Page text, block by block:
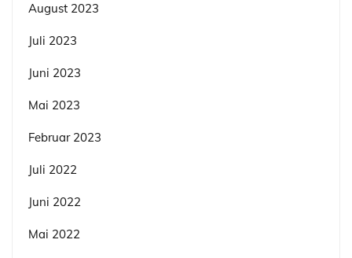
August 2023
Juli 2023
Juni 2023
Mai 2023
Februar 2023
Juli 2022
Juni 2022
Mai 2022